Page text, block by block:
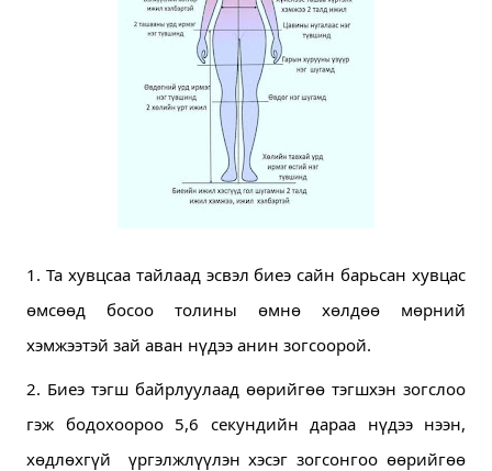
1. Та хувцсаа тайлаад эсвэл биеэ сайн барьсан хувцас
өмсөөд босоо толины өмнө хөлдөө мөрний
хэмжээтэй зай аван нүдээ анин зогсоорой.
2. Биеэ тэгш байрлуулаад өөрийгөө тэгшхэн зогслоо
гэж бодохоороо 5,6 секундийн дараа нүдээ нээн,
хөдлөхгүй үргэлжлүүлэн хэсэг зогсонгоо өөрийгөө